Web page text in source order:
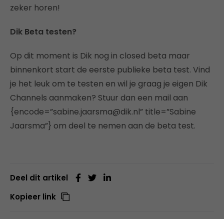
zeker horen!
Dik Beta testen?
Op dit moment is Dik nog in closed beta maar
binnenkort start de eerste publieke beta test. Vind
je het leuk om te testen en wil je graag je eigen Dik
Channels aanmaken? Stuur dan een mail aan
{encode=”sabine.jaarsma@dik.nl” title=”Sabine
Jaarsma”} om deel te nemen aan de beta test.
Deel dit artikel
Kopieer link